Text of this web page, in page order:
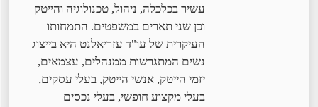
עשיר בכלכלה, ניהול, טכנולוגיה והייטק
וכן שני תארים במשפטים. התמחותו
העיקרית של עו"ד עזריאלנט היא בייצוג
נשים המתגרשות ממנהלים, עצמאים,
יזמי הייטק, אנשי הייטק, בעלי עסקים,
בעלי מקצוע חופשי, בעלי נכסים